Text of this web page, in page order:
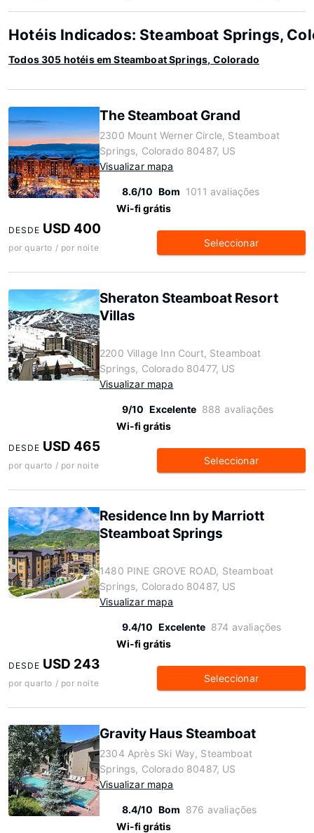
Hotéis Indicados: Steamboat Springs,
Todos 305 hotéis em Steamboat Springs, Colorado
The Steamboat Grand
2300 Mount Werner Circle, Steamboat
Springs, Colorado 80487, US
Visualizar mapa
8.6/10 Bom 1011 avaliações
Wi-fi grátis
DESDE USD 400
por quarto / por noite Seleccionar
Sheraton Steamboat Resort
Villas
2200 Village Inn Court, Steamboat
Springs, Colorado 80477, US
Visualizar mapa
9/10 Excelente 888 avaliações
Wi-fi grátis
DESDE USD 465
por quarto / por noite Seleccionar
Residence Inn by Marriott
Steamboat Springs
1480 PINE GROVE ROAD, Steamboat
Springs, Colorado 80487, US
Visualizar mapa
9.4/10 Excelente 874 avaliações
Wi-fi grátis
DESDE USD 243
por quarto / por noite Seleccionar
Gravity Haus Steamboat
2304 Après Ski Way, Steamboat
Springs, Colorado 80487, US
Visualizar mapa
8.4/10 Bom 876 avaliações
Wi-fi grátis